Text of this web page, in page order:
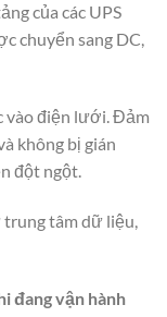
của các UPS
chuyển sang DC,
vào điện lưới. Đảm
không bị gián
đột ngột.
trung tâm dữ liệu,
đang vận hành